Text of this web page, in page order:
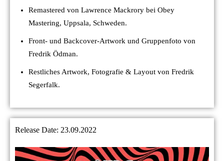
Remastered von Lawrence Mackrory bei Obey
Mastering, Uppsala, Schweden.
Front- und Backcover-Artwork und Gruppenfoto von
Fredrik Ödman.
Restliches Artwork, Fotografie & Layout von Fredrik
Segerfalk.
Release Date: 23.09.2022